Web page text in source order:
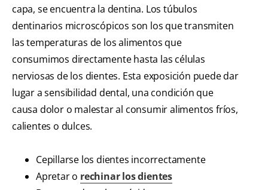
capa, se encuentra la dentina. Los túbulos
dentinarios microscópicos son los que transmiten
las temperaturas de los alimentos que
consumimos directamente hasta las células
nerviosas de los dientes. Esta exposición puede dar
lugar a sensibilidad dental, una condición que
causa dolor o malestar al consumir alimentos fríos,
calientes o dulces.
Cepillarse los dientes incorrectamente
Apretar o rechinar los dientes